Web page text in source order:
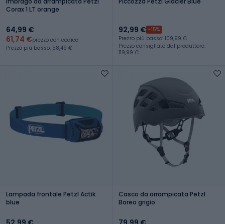
Corax 1 LT orange
64,99 €
61,74 €prezzo con codice
Prezzo più basso: 58,49 €
92,99 € -15%
Prezzo più basso: 109,99 €
Prezzo consigliato dal produttore:
119,99 €
Lampada frontale Petzl Actik
blue
Casco da arrampicata Petzl
Boreo grigio